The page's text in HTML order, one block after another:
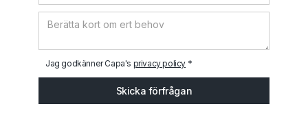
Jag godkänner Capa's privacy policy *